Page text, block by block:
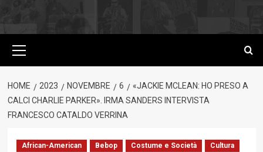
principale
HOME 2023 NOVEMBRE 6
«JACKIE MCLEAN: HO PRESO A
CALCI CHARLIE PARKER». IRMA SANDERS INTERVISTA
FRANCESCO CATALDO VERRINA
African-American Bebop Costume e Società
Cultura